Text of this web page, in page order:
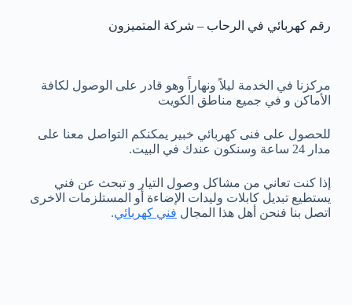
رقم كهربائي في الرحاب – شركة المتميزون
مركزنا في الخدمة ليلاً ونهاراً وهو قادر على الوصول لكافة
الأماكن و في جميع مناطق الكويت
للحصول على فنى كهربائي خبير يمكنكم التواصل معنا على
مدار 24 ساعة وسنكون عندك في البيت.
إذا كنت تعاني من مشاكل وصول التيار و تبحث عن فني
يستطيع تبديل كابلات وليدات الإضاءة أو المستلزمات الاخرى
اتصل بنا فنحن أهل هذا المجال فني كهربائي.